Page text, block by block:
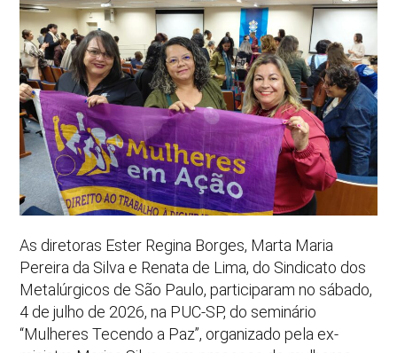
As diretoras Ester Regina Borges, Marta Maria
Pereira da Silva e Renata de Lima, do Sindicato dos
Metalúrgicos de São Paulo, participaram no sábado,
4 de julho de 2026, na PUC-SP, do seminário
“Mulheres Tecendo a Paz”, organizado pela ex-